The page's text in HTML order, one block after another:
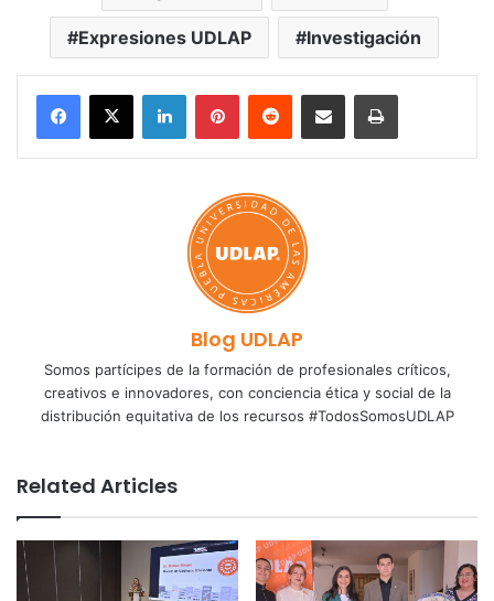
Expresiones UDLAP Investigación
LinkedInPinterestReddit Share via Email Print
Blog UDLAP
Somos partícipes de la formación de profesionales críticos,
creativos e innovadores, con conciencia ética y social de la
distribución equitativa de los recursos #TodosSomosUDLAP
Related Articles